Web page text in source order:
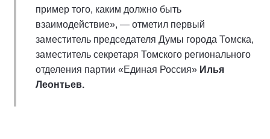
пример того, каким должно быть
взаимодействие», — отметил первый
заместитель председателя Думы города Томска,
заместитель секретаря Томского регионального
отделения партии «Единая Россия» Илья
Леонтьев.